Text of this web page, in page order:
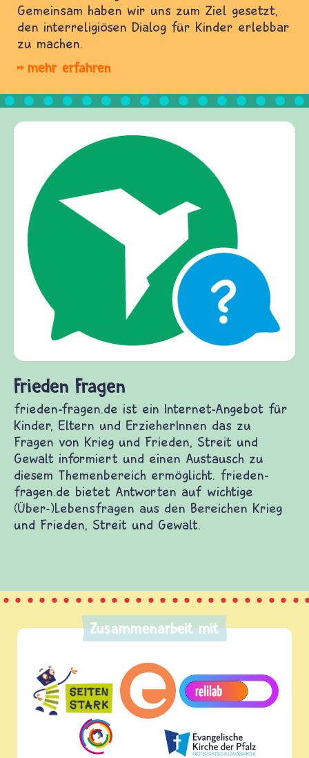
Gemeinsam haben wir uns zum Ziel gesetzt,
den interreligiösen Dialog für Kinder erlebbar
zu machen.
mehr erfahren
Frieden Fragen
frieden-fragen.de ist ein Internet-Angebot für
Kinder, Eltern und ErzieherInnen das zu
Fragen von Krieg und Frieden, Streit und
Gewalt informiert und einen Austausch zu
diesem Themenbereich ermöglicht. frieden-
fragen.de bietet Antworten auf wichtige
(Über-)Lebensfragen aus den Bereichen Krieg
und Frieden, Streit und Gewalt.
Zusammenarbeit mit